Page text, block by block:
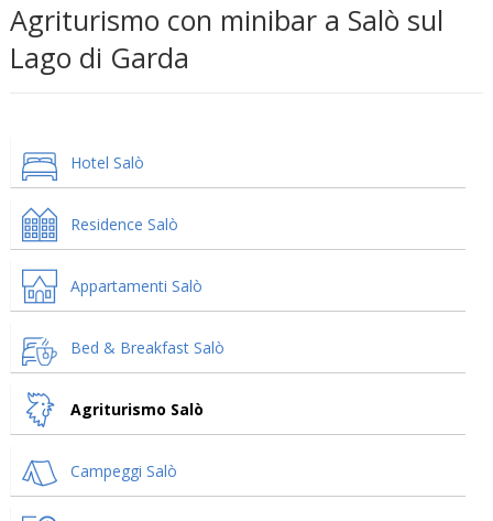
Agriturismo con minibar a Salò sul
Lago di Garda
Hotel Salò
Residence Salò
Appartamenti Salò
Bed & Breakfast Salò
Agriturismo Salò
Campeggi Salò